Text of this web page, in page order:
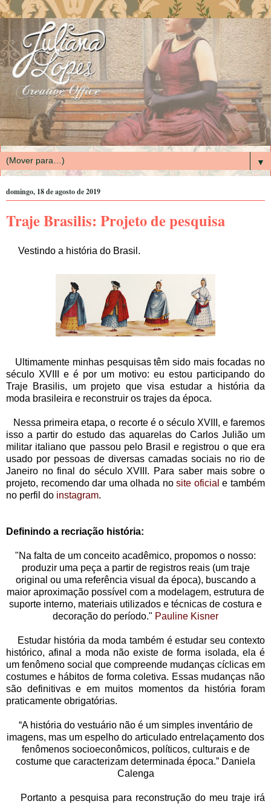
▼
domingo, 18 de agosto de 2019
Traje Brasilis: Projeto de pesquisa
Vestindo a história do Brasil.
Ultimamente minhas pesquisas têm sido mais focadas no
século XVIII e é por um motivo: eu estou participando do
Traje Brasilis, um projeto que visa estudar a história da
moda brasileira e reconstruir os trajes da época.
Nessa primeira etapa, o recorte é o século XVIII, e faremos
isso a partir do estudo das aquarelas do Carlos Julião um
militar italiano que passou pelo Brasil e registrou o que era
usado por pessoas de diversas camadas sociais no rio de
Janeiro no final do século XVIII. Para saber mais sobre o
projeto, recomendo dar uma olhada nosite oficial e também
no perfil do instagram.
Definindo a recriação história:
"Na falta de um conceito acadêmico, propomos o nosso:
produzir uma peça a partir de registros reais (um traje
original ou uma referência visual da época), buscando a
maior aproximação possível com a modelagem, estrutura de
suporte interno, materiais utilizados e técnicas de costura e
decoração do período." Pauline Kisner
Estudar história da moda também é estudar seu contexto
histórico, afinal a moda não existe de forma isolada, ela é
um fenômeno social que compreende mudanças cíclicas em
costumes e hábitos de forma coletiva. Essas mudanças não
são definitivas e em muitos momentos da história foram
praticamente obrigatórias.
“A história do vestuário não é um simples inventário de
imagens, mas um espelho do articulado entrelaçamento dos
fenômenos socioeconômicos, políticos, culturais e de
costume que caracterizam determinada época.” Daniela
Calenga
Portanto a pesquisa para reconstrução do meu traje irá